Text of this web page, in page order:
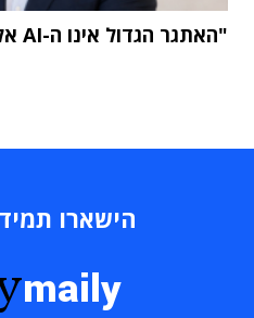
"האתגר הגדול אינו ה-AI אלא הטמעתה בארגון"
הישארו
maily